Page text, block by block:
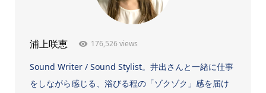
浦上咲恵 176,526 views
Sound Writer / Sound Stylist。井出さんと一緒に仕事
をしながら感じる、浴びる程の「ゾクゾク」感を届け